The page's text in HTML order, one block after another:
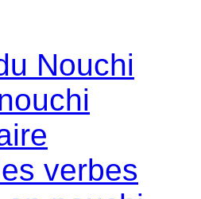
Nouchi
verbes